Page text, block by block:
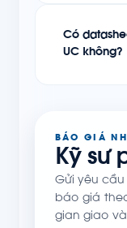
Có
UC không?
BÁO GIÁ
Kỹ sư
Gửi yêu
báo giá
gian giao